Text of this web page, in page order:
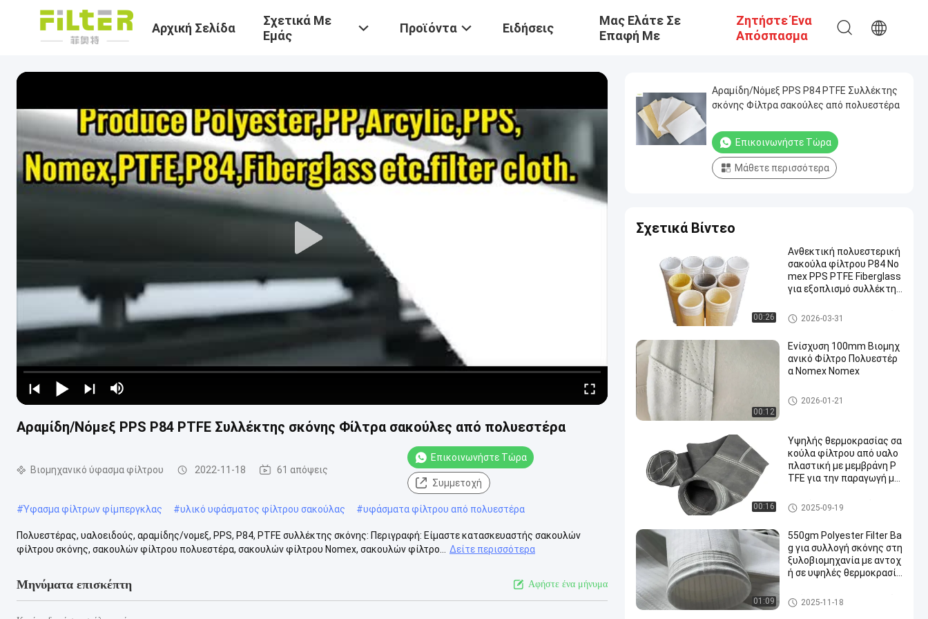
Αρχική Σελίδα
Σχετικά Με
Εμάς
Προϊόντα Ειδήσεις
Μας Ελάτε Σε
Επαφή Με
Ζητήστε Ένα
Απόσπασμα
Αραμίδη/Νόμεξ PPS P84 PTFE Συλλέκτης σκόνης Φίλτρα σακούλες από πολυεστέρα
Βιομηχανικό ύφασμα φίλτρου 2022-11-18 61 απόψεις
Επικοινωνήστε Τώρα
Συμμετοχή
#Ύφασμα φίλτρων φίμπεργκλας #υλικό υφάσματος φίλτρου σακούλας #υφάσματα φίλτρου από πολυεστέρα
Πολυεστέρας, υαλοειδούς, αραμίδης/νομεξ, PPS, P84, PTFE συλλέκτης σκόνης: Περιγραφή: Είμαστε κατασκευαστής σακουλών
φίλτρου σκόνης, σακουλών φίλτρου πολυεστέρα, σακουλών φίλτρου Nomex, σακουλών φίλτρο...
Δείτε περισσότερα
Μηνύματα επισκέπτη Αφήστε ένα μήνυμα
Αραμίδη/Νόμεξ PPS P84 PTFE Συλλέκτης
σκόνης Φίλτρα σακούλες από πολυεστέρα
Επικοινωνήστε Τώρα
Μάθετε περισσότερα
Σχετικά Βίντεο
00:26
Ανθεκτική πολυεστερική
σακούλα φίλτρου P84 No
mex PPS PTFE Fiberglass
για εξοπλισμό συλλέκτη
Τσάντα φίλτρων πολυεστέρ
α
2026-03-31
00:12
Ενίσχυση 100mm Βιομηχ
ανικό Φίλτρο Πολυεστέρ
α Nomex Nomex
σακούλες φίλτρου υψηλής θ
ερμοκρασίας
2026-01-21
00:16
Υψηλής θερμοκρασίας σα
κούλα φίλτρου από υαλο
πλαστική με μεμβράνη P
TFE για την παραγωγή μα
σακούλα φίλτρου από γυαλί ί
να
2025-09-19
01:09
550gm Polyester Filter Ba
g για συλλογή σκόνης στη
ξυλοβιομηχανία με αντοχ
ή σε υψηλές θερμοκρασίε
Τσάντα φίλτρων πολυεστέρ
α
2025-11-18